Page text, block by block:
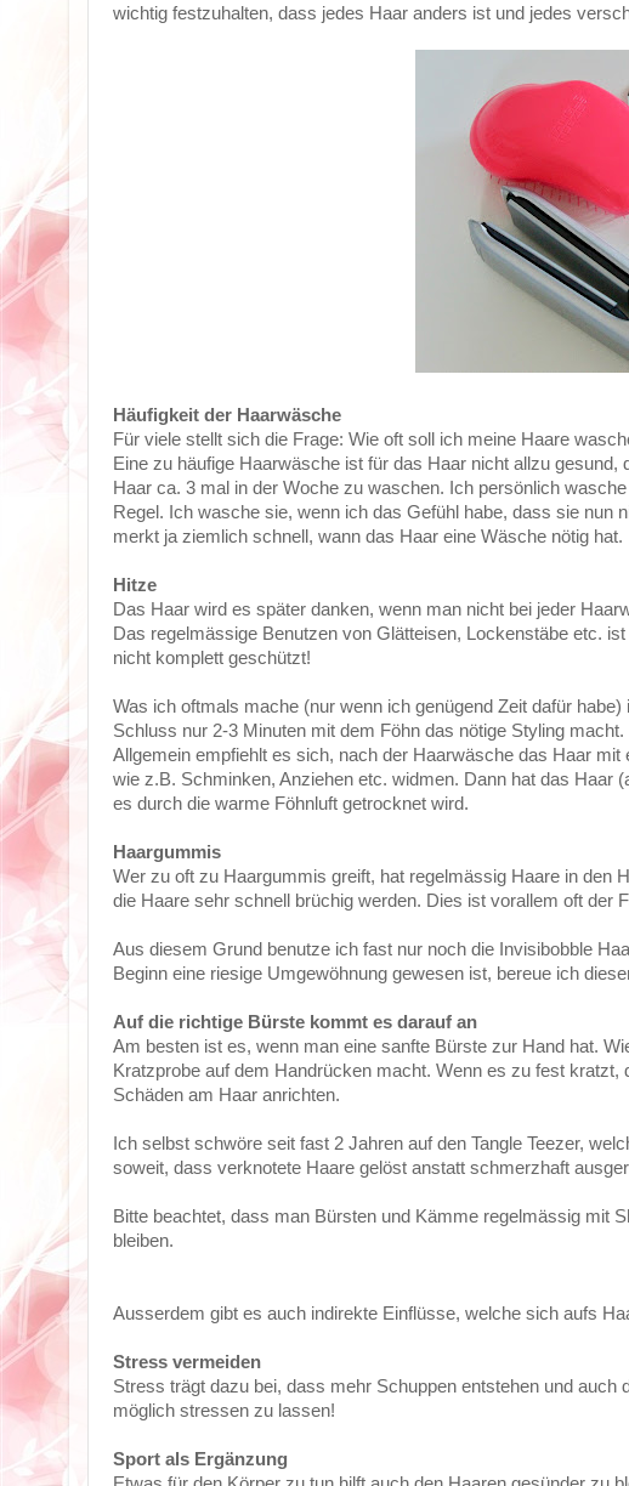
wichtig festzuhalten, dass jedes Haar anders ist und jedes
Häufigkeit der Haarwäsche
Für viele stellt sich die Frage: Wie oft soll ich meine Haare
Eine zu häufige Haarwäsche ist für das Haar nicht allzu
Haar ca. 3 mal in der Woche zu waschen. Ich persönlich
Regel. Ich wasche sie, wenn ich das Gefühl habe, dass sie
merkt ja ziemlich schnell, wann das Haar eine Wäsche nötig hat.
Hitze
Das Haar wird es später danken, wenn man nicht bei jeder
Das regelmässige Benutzen von Glätteisen, Lockenstäbe etc.
nicht komplett geschützt!
Was ich oftmals mache (nur wenn ich genügend Zeit dafür
Schluss nur 2-3 Minuten mit dem Föhn das nötige Styling
Allgemein empfiehlt es sich, nach der Haarwäsche das Haar
wie z.B. Schminken, Anziehen etc. widmen. Dann hat das Haar
es durch die warme Föhnluft getrocknet wird.
Haargummis
Wer zu oft zu Haargummis greift, hat regelmässig Haare in den
die Haare sehr schnell brüchig werden. Dies ist vorallem oft der
Aus diesem Grund benutze ich fast nur noch die Invisibobble
Beginn eine riesige Umgewöhnung gewesen ist, bereue ich
Auf die richtige Bürste kommt es darauf an
Am besten ist es, wenn man eine sanfte Bürste zur Hand hat.
Kratzprobe auf dem Handrücken macht. Wenn es zu fest
Schäden am Haar anrichten.
Ich selbst schwöre seit fast 2 Jahren auf den Tangle Teezer,
soweit, dass verknotete Haare gelöst anstatt schmerzhaft
Bitte beachtet, dass man Bürsten und Kämme regelmässig mit
bleiben.
Ausserdem gibt es auch indirekte Einflüsse, welche sich aufs
Stress vermeiden
Stress trägt dazu bei, dass mehr Schuppen entstehen und
möglich stressen zu lassen!
Sport als Ergänzung